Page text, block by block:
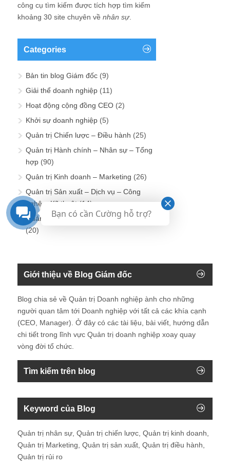
công cụ tìm kiếm được tích hợp tìm kiếm
khoảng 30 site chuyên về nhân sự.
Categories
Bản tin blog Giám đốc (9)
Giải thể doanh nghiệp (11)
Hoạt động cộng đồng CEO (2)
Khởi sự doanh nghiệp (5)
Quản trị Chiến lược – Điều hành (25)
Quản trị Hành chính – Nhân sự – Tổng
hợp (90)
Quản trị Kinh doanh – Marketing (26)
Quản trị Sản xuất – Dịch vụ – Công
nghệ – Kỹ thuật(14)
Quản trị Tài chính – Kế toán – Đầu tư
(20)
Giới thiệu về Blog Giám đốc
Blog chia sẻ về Quản trị Doanh nghiệp ành cho những
người quan tâm tới Doanh nghiệp với tất cả các khía cạnh
(CEO, Manager). Ở đây có các tài liệu, bài viết, hướng dẫn
chi tiết trong lĩnh vực Quản trị doanh nghiệp xoay quay
vòng đời tổ chức.
Tìm kiếm trên blog
Keyword của Blog
Quản trị nhân sự, Quản trị chiến lược, Quản trị kinh doanh,
Quản trị Marketing, Quản trị sản xuất, Quản trị điều hành,
Quản trị rủi ro
Bạn có cần Cường hỗ trợ?